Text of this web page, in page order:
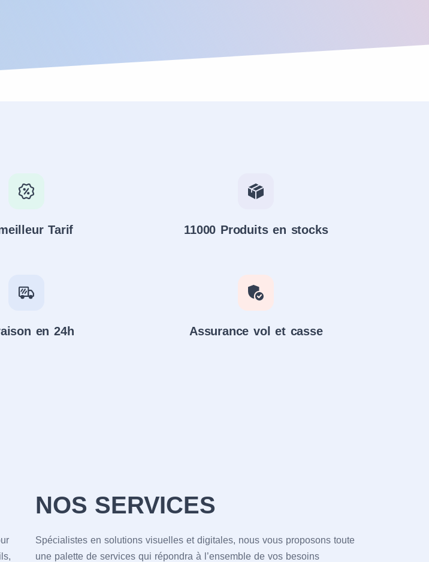
Tarif 11000 Produits en stocks
en 24h Assurance vol et casse
NOS SERVICES
Spécialistes en solutions visuelles et digitales, nous vous proposons toute
une palette de services qui répondra à l’ensemble de vos besoins